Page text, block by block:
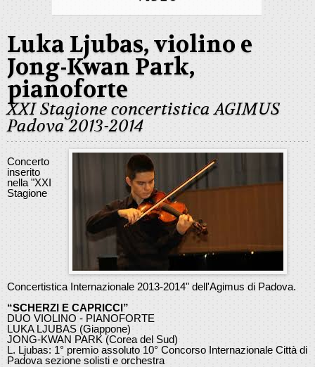
Luka Ljubas, violino e
Jong-Kwan Park,
pianoforte
XXI Stagione concertistica AGIMUS
Padova 2013-2014
Concerto
inserito
nella "XXI
Stagione
Concertistica Internazionale 2013-2014" dell'Agimus di Padova.
“SCHERZI E CAPRICCI”
DUO VIOLINO - PIANOFORTE
LUKA LJUBAS (Giappone)
JONG-KWAN PARK (Corea del Sud)
L. Ljubas: 1° premio assoluto 10° Concorso Internazionale Città di
Padova sezione solisti e orchestra